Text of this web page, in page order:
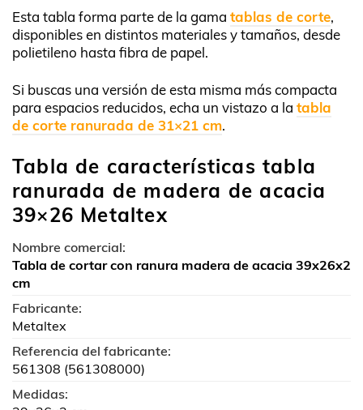
Esta tabla forma parte de la gama tablas de corte,
disponibles en distintos materiales y tamaños, desde
polietileno hasta fibra de papel.
Si buscas una versión de esta misma más compacta
para espacios reducidos, echa un vistazo a la tabla
de corte ranurada de 31×21 cm.
Tabla de características tabla
ranurada de madera de acacia
39×26 Metaltex
Nombre comercial:
Tabla de cortar con ranura madera de acacia 39x26x2
cm
Fabricante:
Metaltex
Referencia del fabricante:
561308 (561308000)
Medidas: